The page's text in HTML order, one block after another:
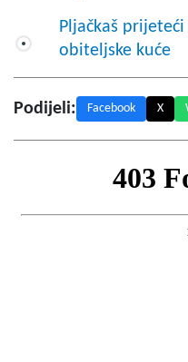
Pljačkaš
obiteljske kuće
Podijeli: Facebook X